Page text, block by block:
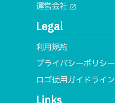
運営会社 open_in_new
Legal
利用規約
プライバシーポリシー
ロゴ使用ガイドライン